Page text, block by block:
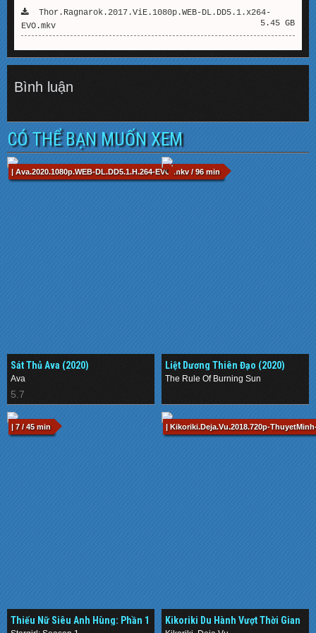
Thor.Ragnarok.2017.ViE.1080p.WEB-DL.DD5.1.x264-
EVO.mkv
5.45 GB
Bình luận
CÓ THỂ BẠN MUỐN XEM
| Ava.2020.1080p.WEB-DL.DD5.1.H.264-EVO.mkv / 96 min
Sát Thủ Ava (2020)
Ava
5.7
Liệt Dương Thiên Đạo (2020)
The Rule Of Burning Sun
| 7 / 45 min
Thiếu Nữ Siêu Anh Hùng: Phần 1
| Kikoriki.Deja.Vu.2018.720p-
Kikoriki Du Hành Vượt Thời Gian